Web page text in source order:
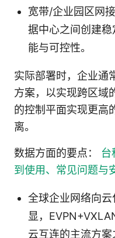
宽带/企业园区网
据中心之间创建
能与可控性。
实际部署时，企业通
方案，以实现跨区域
的控制平面实现更高
离。
数据方面的要点： 台
到使用、常见问题与
全球企业网络向
显，
云互连的主流方案